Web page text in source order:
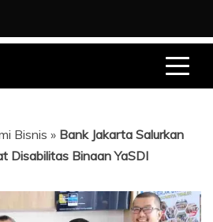
Bisnis » Bank Jakarta Salurkan
Disabilitas Binaan YaSDI